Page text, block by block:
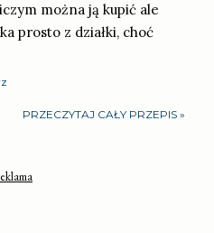
można ją kupić ale
prosto z działki, choć
PRZECZYTAJ CAŁY PRZEPIS »